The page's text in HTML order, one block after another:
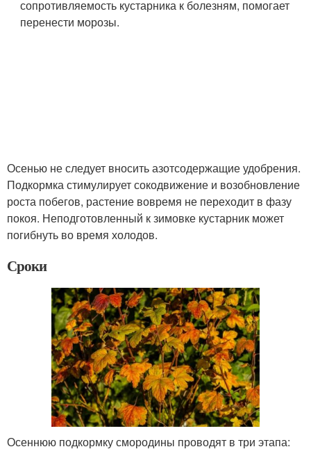
сопротивляемость кустарника к болезням, помогает
перенести морозы.
Осенью не следует вносить азотсодержащие удобрения.
Подкормка стимулирует сокодвижение и возобновление
роста побегов, растение вовремя не переходит в фазу
покоя. Неподготовленный к зимовке кустарник может
погибнуть во время холодов.
Сроки
Осеннюю подкормку смородины проводят в три этапа: